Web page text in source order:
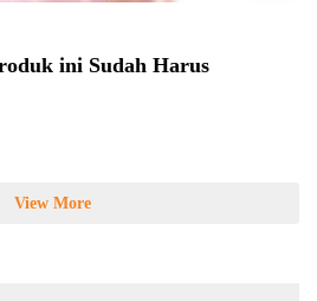
ini Sudah Harus
View More